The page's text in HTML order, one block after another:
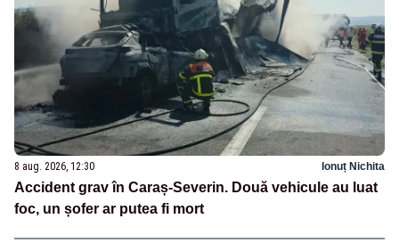
8 aug. 2026, 12:30 Ionuț Nichita
Accident grav în Caraș-Severin. Două vehicule au luat
foc, un șofer ar putea fi mort